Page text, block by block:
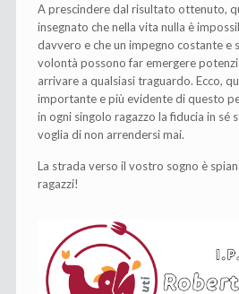
A prescindere dal risultato ottenuto,
insegnato che nella vita nulla è
davvero e che un impegno costante
volontà possono far emergere
arrivare a qualsiasi traguardo. Ecco,
importante e più evidente di questo
in ogni singolo ragazzo la fiducia in sé
voglia di non arrendersi mai.
La strada verso il vostro sogno è
ragazzi!